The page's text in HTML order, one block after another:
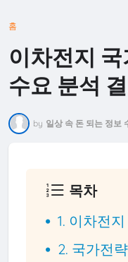
홈
이차전지
수요 분석
by 일상 속 돈 되는 정보
목차
1. 이차전
2. 국가전